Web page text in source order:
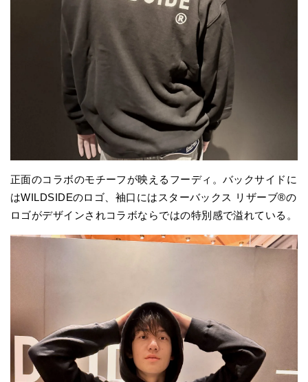
正面のコラボのモチーフが映えるフーディ。バックサイドに
はWILDSIDEのロゴ、袖口にはスターバックス リザーブ®の
ロゴがデザインされコラボならではの特別感で溢れている。